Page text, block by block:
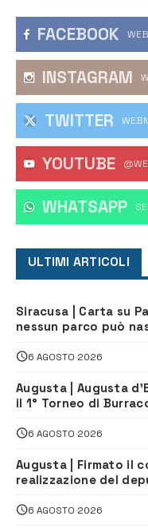
FACEBOOK
INSTAGRAM
TWITTER
YOUTUBE
WHATSAPP
ULTIMI ARTICOLI
Siracusa | Carta su
nessun parco può
6 AGOSTO 2026
Augusta | Augusta
il 1° Torneo di
6 AGOSTO 2026
Augusta | Firmato il
realizzazione del
6 AGOSTO 2026